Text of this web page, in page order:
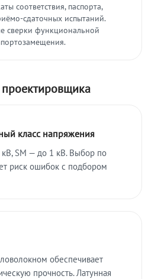
соответствия, паспорта,
сдаточных испытаний.
сверки функциональной
класс напряжения
SM — до 1 кВ. Выбор по
риск ошибок с подбором
обеспечивает
прочность. Латунная